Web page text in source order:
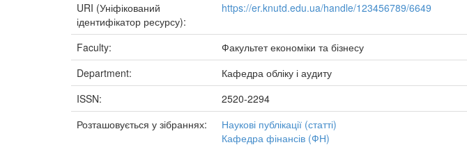
URI (Уніфікований
ідентифікатор ресурсу):
https://er.knutd.edu.ua/handle/123456789/6649
Faculty:
Факультет економіки та бізнесу
Department:
Кафедра обліку і аудиту
ISSN:
2520-2294
Розташовується у зібраннях:
Наукові публікації (статті)
Кафедра фінансів (ФН)